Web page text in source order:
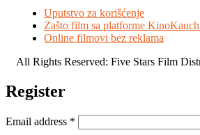
Uputstvo za korišćenje
Zašto film sa platforme
Online filmovi bez reklama
All Rights Reserved: Five Stars Film
Register
Email address *